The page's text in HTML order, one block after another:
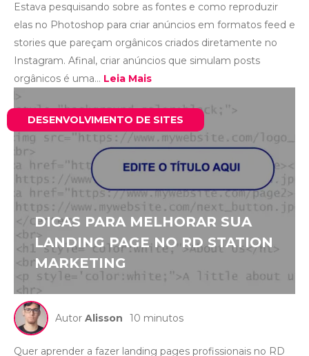
Estava pesquisando sobre as fontes e como reproduzir
elas no Photoshop para criar anúncios em formatos feed e
stories que pareçam orgânicos criados diretamente no
Instagram. Afinal, criar anúncios que simulam posts
orgânicos é uma... Leia Mais
DESENVOLVIMENTO DE SITES
DICAS PARA MELHORAR SUA
LANDING PAGE NO RD STATION
MARKETING
Autor Alisson 10 minutos
Quer aprender a fazer landing pages profissionais no RD